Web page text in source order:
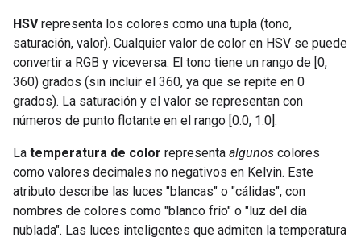
HSVrepresenta los colores como una tupla (tono,
saturación, valor). Cualquier valor de color en HSV se puede
convertir a RGB y viceversa. El tono tiene un rango de [0,
360) grados (sin incluir el 360, ya que se repite en 0
grados). La saturación y el valor se representan con
números de punto flotante en el rango [0.0, 1.0].
La temperatura de color representa algunos colores
como valores decimales no negativos en Kelvin. Este
atributo describe las luces "blancas" o "cálidas", con
nombres de colores como "blanco frío" o "luz del día
nublada". Las luces inteligentes que admiten la temperatura